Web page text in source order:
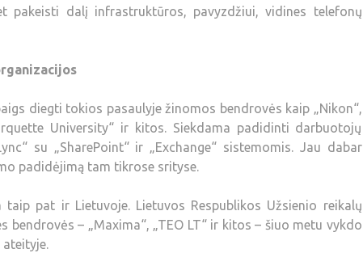
pakeisti dalį infrastruktūros, pavyzdžiui, vidines telefonų
diegti tokios pasaulyje žinomos bendrovės kaip „Nikon“,
University“ ir kitos. Siekdama padidinti darbuotojų
su „SharePoint“ ir „Exchange“ sistemomis. Jau dabar
padidėjimą tam tikrose srityse.
pat ir Lietuvoje. Lietuvos Respublikos Užsienio reikalų
– „Maxima“, „TEO LT“ ir kitos – šiuo metu vykdo